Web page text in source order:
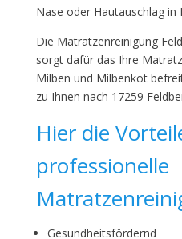
Nase oder Hautauschlag
Die Matratzenreinigung
sorgt dafür das Ihre
Milben und Milbenkot
zu Ihnen nach 17259
Hier die
professionelle
Gesundheitsfördernd